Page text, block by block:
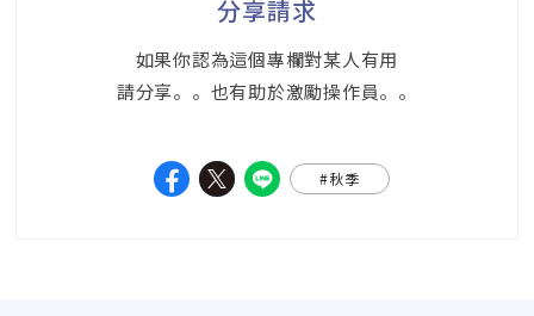
分享請求
如果你認為這個專欄對某人有用
請分享。。也有助於激勵操作員。。
#秋季